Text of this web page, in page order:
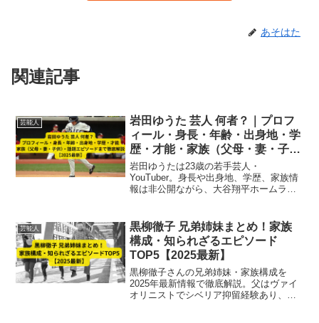
あそはた
関連記事
芸能人
岩田ゆうた 芸人 何者？｜プロフ
ィール・身長・年齢・出身地・学
歴・才能・家族（父母・妻・子
供）・話題エピソードまで徹底解
説【2025最新】
岩田ゆうたは23歳の若手芸人・
YouTuber。身長や出身地、学歴、家族情
報は非公開ながら、大谷翔平ホームラン
最新】。
芸能人
黒柳徹子 兄弟姉妹まとめ！家族
構成・知られざるエピソード
TOP5【2025最新】
黒柳徹子さんの兄弟姉妹・家族構成を
2025年最新情報で徹底解説。父はヴァイ
オリニストでシベリア抑留経験あり、兄